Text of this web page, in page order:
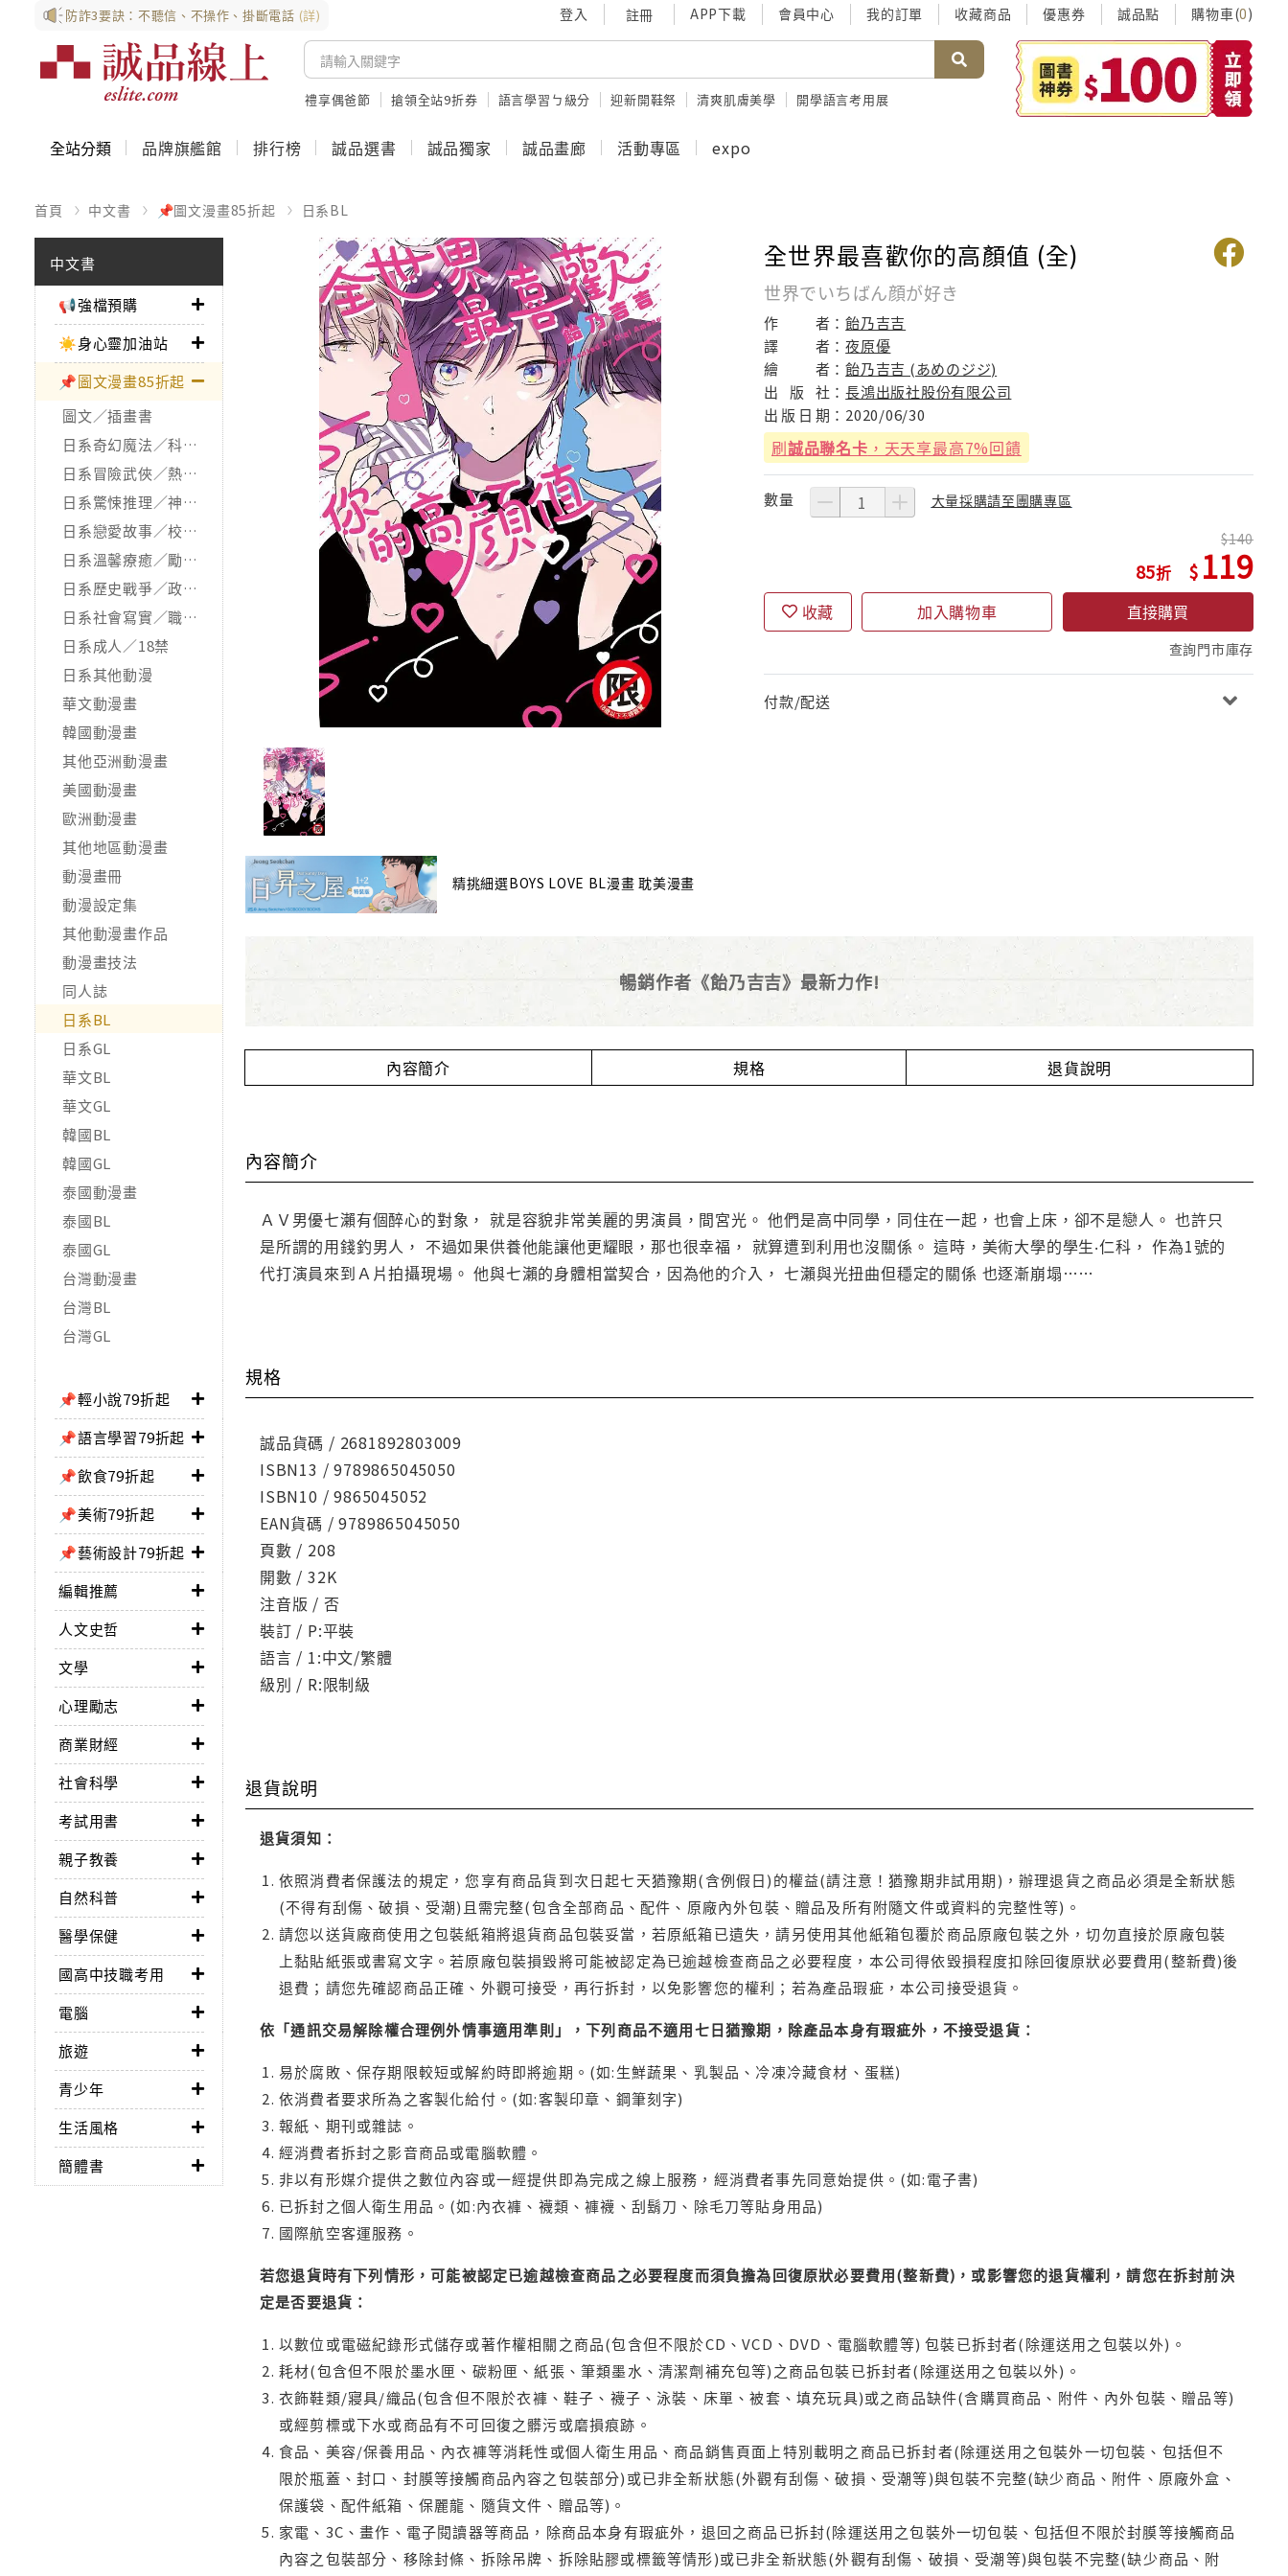
防詐3要訣：不聽信、不操作、掛斷電話 (詳) 登入 註冊 APP下載 會員中心 我的訂單 收藏商品 優惠券 誠品點 購物車(0)
禮享偶爸節 搶領全站9折券 語言學習ㄅ級分 迎新開鞋祭 清爽肌膚美學 開學語言考用展
全站分類 品牌旗艦館 排行榜 誠品選書 誠品獨家 誠品畫廊 活動專區 expo
首頁 中文書 📌圖文漫畫85折起 日系BL
中文書
📢強檔預購
☀️身心靈加油站
📌圖文漫畫85折起
圖文／插畫書
日系奇幻魔法／科幻冒險
日系冒險武俠／熱血運動
日系驚悚推理／神怪靈異
日系戀愛故事／校園青春
日系溫馨療癒／勵志搞笑
日系歷史戰爭／政治宗教
日系社會寫實／職場職人
日系成人／18禁
日系其他動漫
華文動漫畫
韓國動漫畫
其他亞洲動漫畫
美國動漫畫
歐洲動漫畫
其他地區動漫畫
動漫畫冊
動漫設定集
其他動漫畫作品
動漫畫技法
同人誌
日系BL
日系GL
華文BL
華文GL
韓國BL
韓國GL
泰國動漫畫
泰國BL
泰國GL
台灣動漫畫
台灣BL
台灣GL
📌輕小說79折起
📌語言學習79折起
📌飲食79折起
📌美術79折起
📌藝術設計79折起
編輯推薦
人文史哲
文學
心理勵志
商業財經
社會科學
考試用書
親子教養
自然科普
醫學保健
國高中技職考用
電腦
旅遊
青少年
生活風格
簡體書
精挑細選BOYS LOVE BL漫畫 耽美漫畫
全世界最喜歡你的高顏值 (全)
世界でいちばん顔が好き
作 者：飴乃吉吉
譯
者：夜原優
繪
者：飴乃吉吉 (あめのジジ)
出
版 社：長鴻出版社股份有限公司
出 版 日 期： 2020/06/30
刷誠品聯名卡 ，天天享最高7%回饋
數量 大量採購請至團購專區
85
140
119
收藏 加入購物車 直接購買
查詢門市庫存
付款/配送
暢銷作者《飴乃吉吉》最新力作!
內容簡介 規格 退貨說明
內容簡介
ＡＶ男優七瀨有個醉心的對象， 就是容貌非常美麗的男演員，間宮光。 他們是高中同學，同住在一起，也會上床，卻不是戀人。 也許只
是所謂的用錢釣男人， 不過如果供養他能讓他更耀眼，那也很幸福， 就算遭到利用也沒關係。 這時，美術大學的學生‧仁科， 作為1號的
代打演員來到Ａ片拍攝現場。 他與七瀨的身體相當契合，因為他的介入， 七瀨與光扭曲但穩定的關係 也逐漸崩塌……
規格
誠品貨碼 / 2681892803009
ISBN13 / 9789865045050
ISBN10 / 9865045052
EAN貨碼 / 9789865045050
頁數 / 208
開數 / 32K
注音版 / 否
裝訂 / P:平裝
語言 / 1:中文/繁體
級別 / R:限制級
退貨說明
退貨須知：
依照消費者保護法的規定，您享有商品貨到次日起七天猶豫期(含例假日)的權益(請注意！猶豫期非試用期)，辦理退貨之商品必須是全新狀態
(不得有刮傷、破損、受潮)且需完整(包含全部商品、配件、原廠內外包裝、贈品及所有附隨文件或資料的完整性等)。
請您以送貨廠商使用之包裝紙箱將退貨商品包裝妥當，若原紙箱已遺失，請另使用其他紙箱包覆於商品原廠包裝之外，切勿直接於原廠包裝
上黏貼紙張或書寫文字。若原廠包裝損毀將可能被認定為已逾越檢查商品之必要程度，本公司得依毀損程度扣除回復原狀必要費用(整新費)後
退費；請您先確認商品正確、外觀可接受，再行拆封，以免影響您的權利；若為產品瑕疵，本公司接受退貨。
依「通訊交易解除權合理例外情事適用準則」，下列商品不適用七日猶豫期，除產品本身有瑕疵外，不接受退貨：
易於腐敗、保存期限較短或解約時即將逾期。(如:生鮮蔬果、乳製品、冷凍冷藏食材、蛋糕)
依消費者要求所為之客製化給付。(如:客製印章、鋼筆刻字)
報紙、期刊或雜誌。
經消費者拆封之影音商品或電腦軟體。
非以有形媒介提供之數位內容或一經提供即為完成之線上服務，經消費者事先同意始提供。(如:電子書)
已拆封之個人衛生用品。(如:內衣褲、襪類、褲襪、刮鬍刀、除毛刀等貼身用品)
國際航空客運服務。
若您退貨時有下列情形，可能被認定已逾越檢查商品之必要程度而須負擔為回復原狀必要費用(整新費)，或影響您的退貨權利，請您在拆封前決
定是否要退貨：
以數位或電磁紀錄形式儲存或著作權相關之商品(包含但不限於CD、VCD、DVD、電腦軟體等) 包裝已拆封者(除運送用之包裝以外)。
耗材(包含但不限於墨水匣、碳粉匣、紙張、筆類墨水、清潔劑補充包等)之商品包裝已拆封者(除運送用之包裝以外)。
衣飾鞋類/寢具/織品(包含但不限於衣褲、鞋子、襪子、泳裝、床單、被套、填充玩具)或之商品缺件(含購買商品、附件、內外包裝、贈品等)
或經剪標或下水或商品有不可回復之髒污或磨損痕跡。
食品、美容/保養用品、內衣褲等消耗性或個人衛生用品、商品銷售頁面上特別載明之商品已拆封者(除運送用之包裝外一切包裝、包括但不
限於瓶蓋、封口、封膜等接觸商品內容之包裝部分)或已非全新狀態(外觀有刮傷、破損、受潮等)與包裝不完整(缺少商品、附件、原廠外盒、
保護袋、配件紙箱、保麗龍、隨貨文件、贈品等)。
家電、3C、畫作、電子閱讀器等商品，除商品本身有瑕疵外，退回之商品已拆封(除運送用之包裝外一切包裝、包括但不限於封膜等接觸商品
內容之包裝部分、移除封條、拆除吊牌、拆除貼膠或標籤等情形)或已非全新狀態(外觀有刮傷、破損、受潮等)與包裝不完整(缺少商品、附